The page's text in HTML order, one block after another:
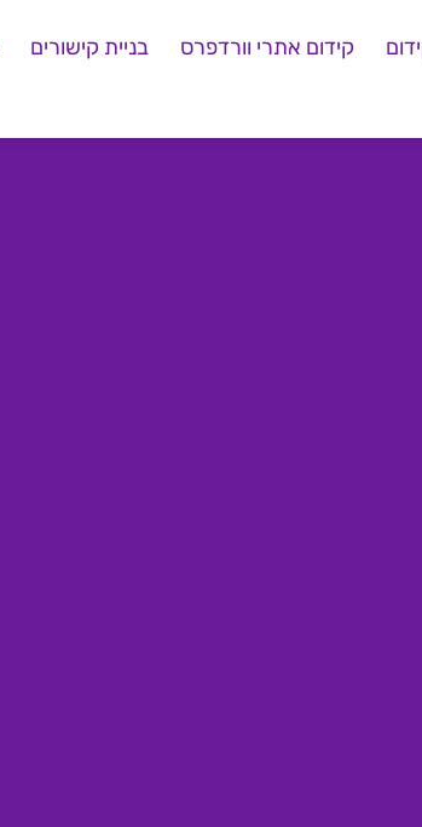
קידום אתרי וורדפרס בניית קישורים